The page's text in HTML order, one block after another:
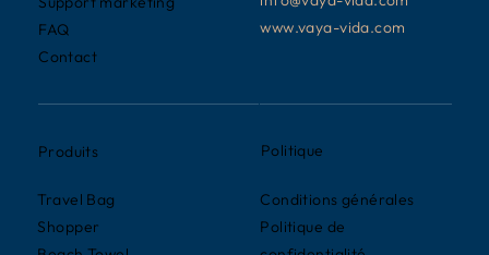
www.vaya-vida.com
FAQ
Contact
Produits
Travel Bag
Shopper
Politique
Conditions générales
Politique de